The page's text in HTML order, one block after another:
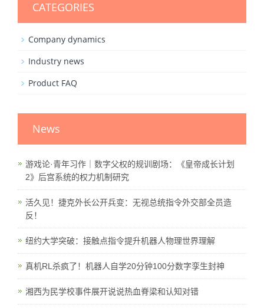
CATEGORIES
Company dynamics
Industry news
Product FAQ
News
游戏论·青年习作｜数字父权的规训剧场：《皇帝成长计划
2》后宫系统的权力机制研究
活久见！捷克外长公开兵变：无视总统指令外交部全员造
反！
纽约大学突破：接触点指令提升机器人物理世界理解
真机RL杀疯了！机器人自学20分钟100分数字孪生封神
湘西为民学校事件展开说说热血脊梁和认知对错